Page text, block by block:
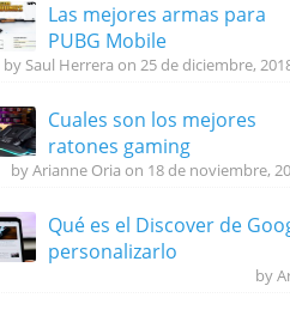
Las mejores armas para
PUBG Mobile
by Saul Herrera on 25 de diciembre,
Cuales son los mejores
ratones gaming
by Arianne Oria on 18 de noviembre,
Qué es el Discover de
personalizarlo
by